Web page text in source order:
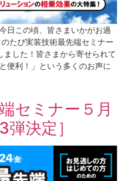
日この頃、皆さまいかがお過
たび実装技術最先端セミナー
した！皆さまから寄せられて
便利！」という多くのお声に
セミナー５月
決定］